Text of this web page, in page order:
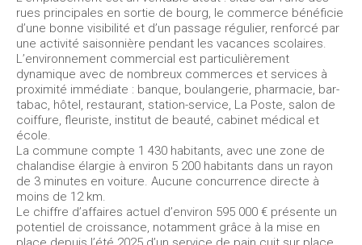
rues principales en sortie de bourg, le commerce bénéficie
d’une bonne visibilité et d’un passage régulier, renforcé par
une activité saisonnière pendant les vacances scolaires.
L’environnement commercial est particulièrement
dynamique avec de nombreux commerces et services à
proximité immédiate : banque, boulangerie, pharmacie, bar-
tabac, hôtel, restaurant, station-service, La Poste, salon de
coiffure, fleuriste, institut de beauté, cabinet médical et
école.
La commune compte 1 430 habitants, avec une zone de
chalandise élargie à environ 5 200 habitants dans un rayon
de 3 minutes en voiture. Aucune concurrence directe à
moins de 12 km.
Le chiffre d’affaires actuel d’environ 595 000 € présente un
potentiel de croissance, notamment grâce à la mise en